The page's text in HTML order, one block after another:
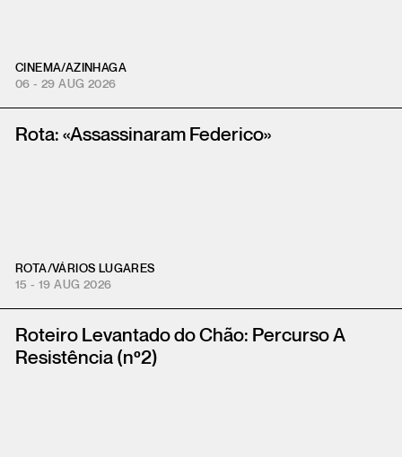
CINEMA/AZINHAGA
06 - 29 AUG 2026
Rota: «Assassinaram Federico»
ROTA/VÁRIOS LUGARES
15 - 19 AUG 2026
Roteiro Levantado do Chão: Percurso A
Resistência (nº2)